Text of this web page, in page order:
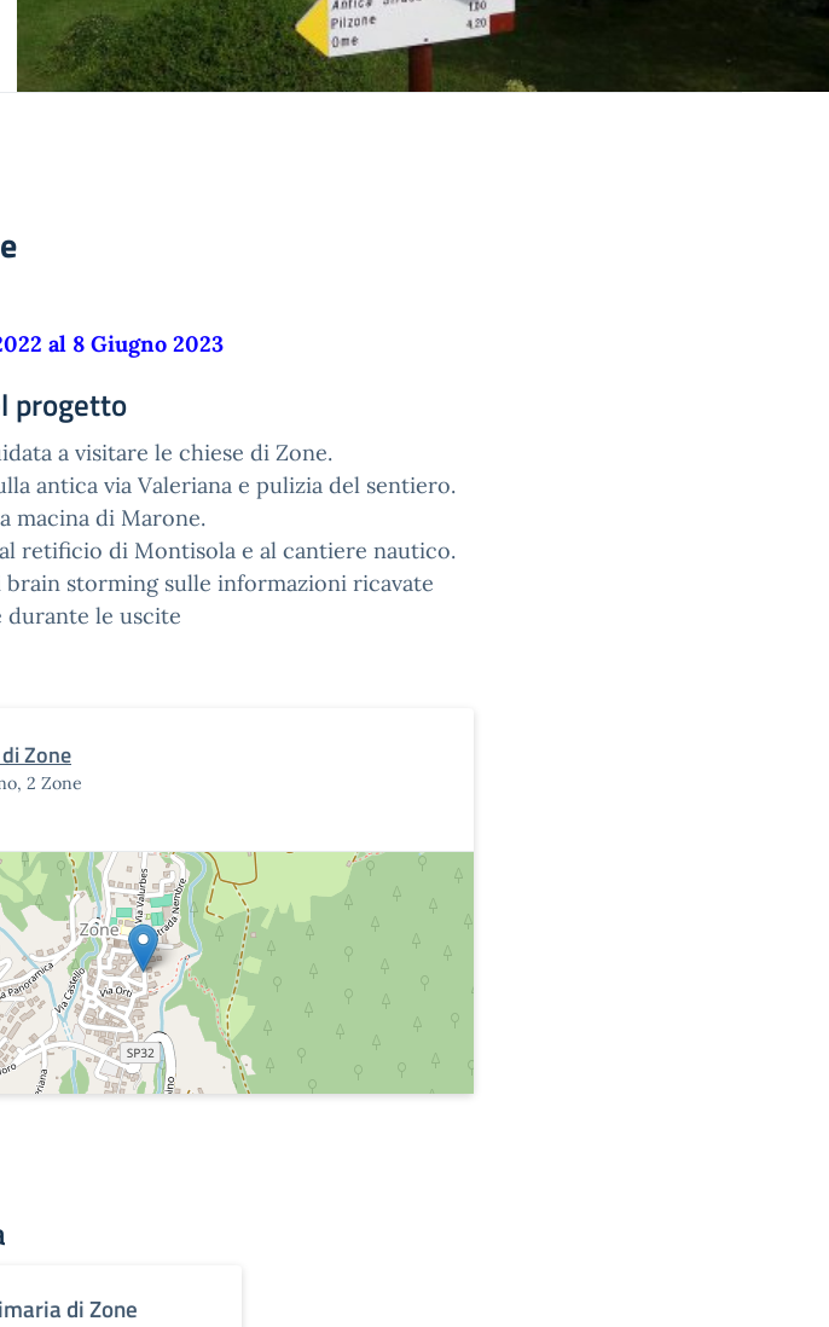
al 8 Giugno 2023
progetto
a visitare le chiese di Zone.
antica via Valeriana e pulizia del sentiero.
macina di Marone.
retificio di Montisola e al cantiere nautico.
brain storming sulle informazioni ricavate
durante le uscite
Zone
2 Zone
di Zone